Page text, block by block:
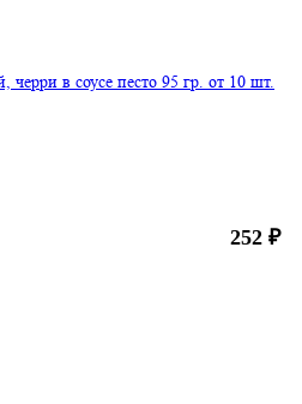
черри в соусе песто 95 гр. от 10 шт.
252 ₽